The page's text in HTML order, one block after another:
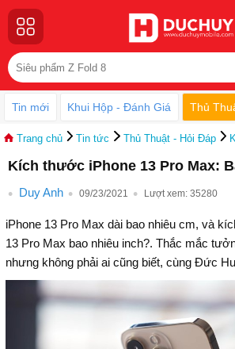
Tin mới Khui Hộp - Đánh Giá Thủ
Trang chủ Tin tức Thủ Thuật - Hỏi Đáp
Kích thước iPhone 13 Pro Max:
Duy Anh 09/23/2021 Lượt xem: 35280
iPhone 13 Pro Max dài bao nhiêu cm, và
13 Pro Max bao nhiêu inch?. Thắc mắc
nhưng không phải ai cũng biết, cùng Đức